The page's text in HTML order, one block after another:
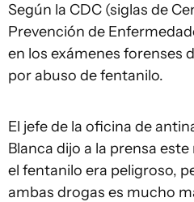
Según la CDC (siglas de
Prevención de
en los exámenes forenses
por abuso de fentanilo.
El jefe de la oficina de
Blanca dijo a la prensa
el fentanilo era peligroso,
ambas drogas es mucho